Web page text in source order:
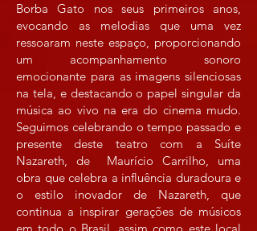
Borba Gato nos seus primeiros anos,
evocando as melodias que uma vez
ressoaram neste espaço, proporcionando
um acompanhamento sonoro
emocionante para as imagens silenciosas
na tela, e destacando o papel singular da
música ao vivo na era do cinema mudo.
Seguimos celebrando o tempo passado e
presente deste teatro com a Suíte
Nazareth, de Maurício Carrilho, uma
obra que celebra a influência duradoura e
o estilo inovador de Nazareth, que
continua a inspirar gerações de músicos